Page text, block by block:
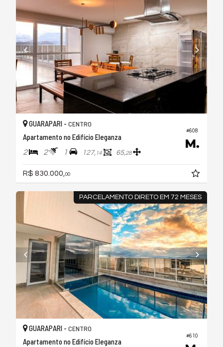
#608
GUARAPARI - CENTRO
Apartamento no Edifício Eleganza
2 2 1 127, 14 65,28
R$ 830.000, 00
PARCELAMENTO DIRETO EM 72 MESES
#610
GUARAPARI - CENTRO
Apartamento no Edifício Eleganza